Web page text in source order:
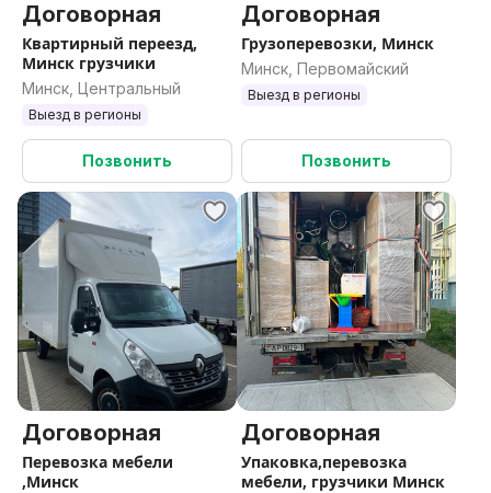
Договорная
Квартирный переезд,
Минск грузчики
Минск, Центральный
Выезд в регионы
Позвонить
Договорная
Грузоперевозки, Минск
Минск, Первомайский
Выезд в регионы
Позвонить
Договорная
Перевозка мебели
,Минск
Договорная
Упаковка,перевозка
мебели, грузчики Минск